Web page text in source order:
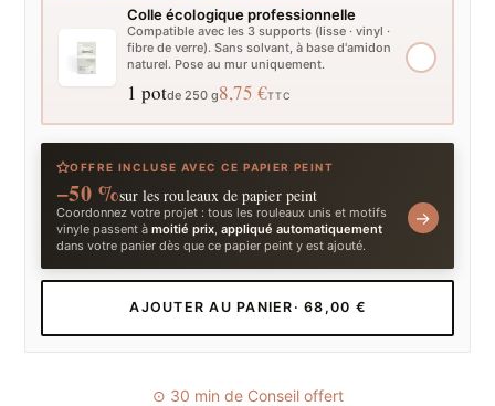
Colle écologique professionnelle
Compatible avec les 3 supports (lisse · vinyl ·
fibre de verre). Sans solvant, à base d'amidon
naturel. Pose au mur uniquement.
1 potde 250 g8,75 €TTC
OFFRE INCLUSE AVEC CE PAPIER PEINT
−50 %sur les rouleaux de papier peint
Coordonnez votre projet : tous les rouleaux unis et motifs
vinyle passent àmoitié prix,appliqué automatiquement
dans votre panier dès que ce papier peint y est ajouté.
→
AJOUTER AU PANIER · 68,00 €
⊙ 30 min de Conseil offert